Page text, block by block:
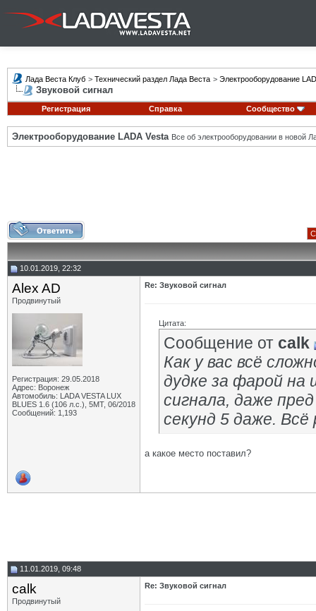
Лада Веста Клуб > Технический раздел Лада Веста > Электрооборудование
Звуковой сигнал
Регистрация Справка Сообщество
Электрооборудование LADA Vesta Все об электрооборудовании в новой
10.01.2019, 22:32
Alex AD
Продвинутый
Регистрация: 29.05.2018
Адрес: Воронеж
Автомобиль: LADA VESTA LUX
BLUES 1.6 (106 л.с.), 5МТ, 06/2018
Сообщений: 1,193
Re: Звуковой сигнал
Цитата:
Сообщение от calk
Как у вас всё
дудке за фарой
сигнала, даже
секунд 5 даже.
а какое место поставил?
11.01.2019, 09:48
calk
Продвинутый
Re: Звуковой сигнал